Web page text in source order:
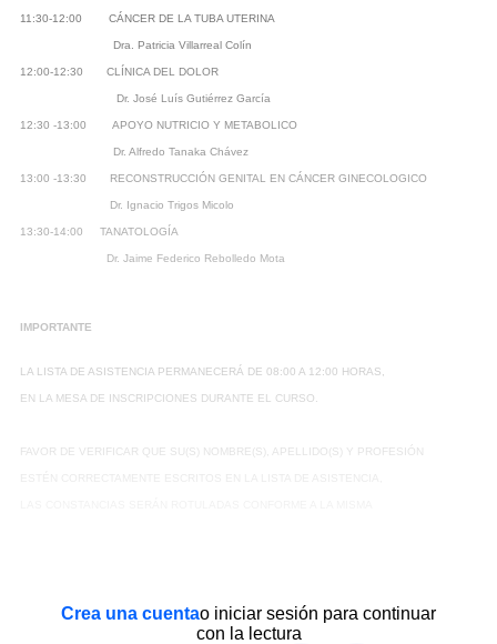
11:30-12:00 CÁNCER DE LA TUBA UTERINA
Dra. Patricia Villarreal Colín
12:00-12:30 CLÍNICA DEL DOLOR
Dr. José Luís Gutiérrez García
12:30 -13:00 APOYO NUTRICIO Y METABOLICO
Dr. Alfredo Tanaka Chávez
13:00 -13:30 RECONSTRUCCIÓN GENITAL EN CÁNCER GINECOLOGICO
Dr. Ignacio Trigos Micolo
13:30-14:00 TANATOLOGÍA
Dr. Jaime Federico Rebolledo Mota
IMPORTANTE
LA LISTA DE ASISTENCIA PERMANECERÁ DE 08:00 A 12:00 HORAS,
EN LA MESA DE INSCRIPCIONES DURANTE EL CURSO.
FAVOR DE VERIFICAR QUE SU(S) NOMBRE(S), APELLIDO(S) Y PROFESIÓN
Crea una cuentao iniciar sesión para continuar
con la lectura